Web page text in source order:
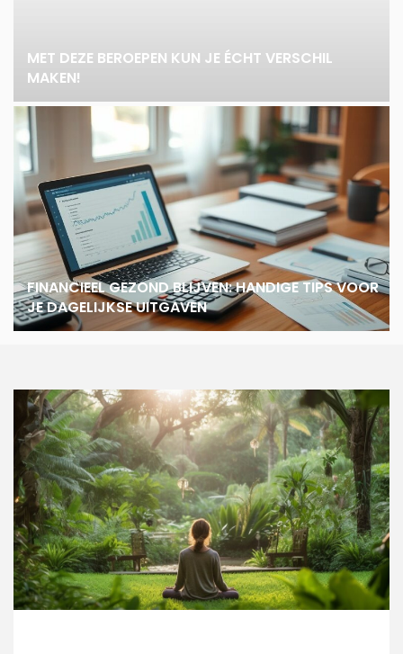
MET DEZE BEROEPEN KUN JE ÉCHT VERSCHIL
MAKEN!
FINANCIEEL GEZOND BLIJVEN: HANDIGE TIPS VOOR
JE DAGELIJKSE UITGAVEN